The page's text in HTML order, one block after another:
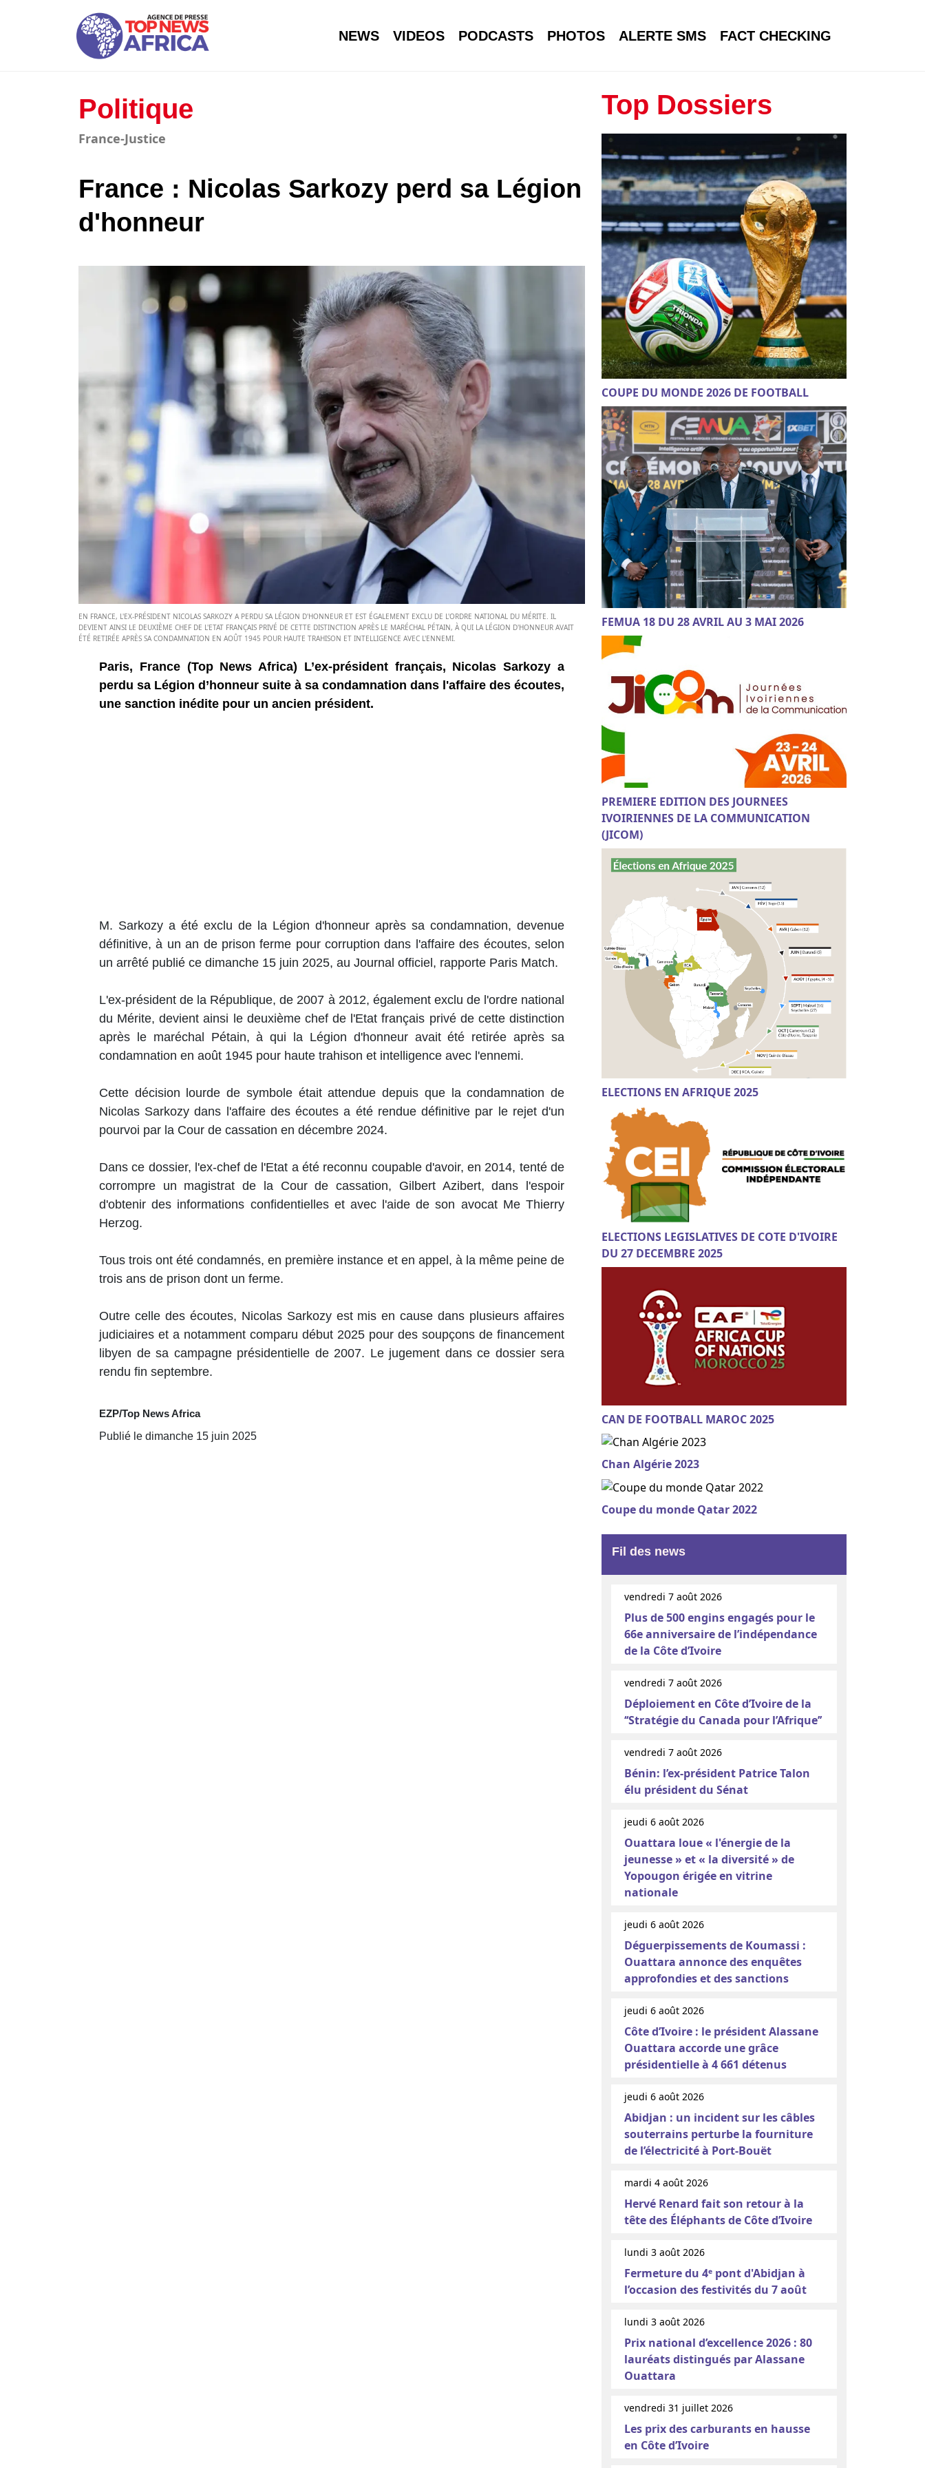
NEWS VIDEOS PODCASTS PHOTOS ALERTE SMS FACT CHECKING
Politique
France-Justice
France : Nicolas Sarkozy perd sa Légion
d'honneur
EN FRANCE, L'EX-PRÉSIDENT NICOLAS SARKOZY A PERDU SA LÉGION D'HONNEUR ET EST ÉGALEMENT EXCLU DE L'ORDRE NATIONAL DU MÉRITE. IL
DEVIENT AINSI LE DEUXIÈME CHEF DE L'ETAT FRANÇAIS PRIVÉ DE CETTE DISTINCTION APRÈS LE MARÉCHAL PÉTAIN, À QUI LA LÉGION D'HONNEUR AVAIT
ÉTÉ RETIRÉE APRÈS SA CONDAMNATION EN AOÛT 1945 POUR HAUTE TRAHISON ET INTELLIGENCE AVEC L'ENNEMI.
Paris, France (Top News Africa) L’ex-président français, Nicolas Sarkozy a
perdu sa Légion d’honneur suite à sa condamnation dans l'affaire des écoutes,
une sanction inédite pour un ancien président.
M. Sarkozy a été exclu de la Légion d'honneur après sa condamnation, devenue
définitive, à un an de prison ferme pour corruption dans l'affaire des écoutes, selon
un arrêté publié ce dimanche 15 juin 2025, au Journal officiel, rapporte Paris Match.
L'ex-président de la République, de 2007 à 2012, également exclu de l'ordre national
du Mérite, devient ainsi le deuxième chef de l'Etat français privé de cette distinction
après le maréchal Pétain, à qui la Légion d'honneur avait été retirée après sa
condamnation en août 1945 pour haute trahison et intelligence avec l'ennemi.
Cette décision lourde de symbole était attendue depuis que la condamnation de
Nicolas Sarkozy dans l'affaire des écoutes a été rendue définitive par le rejet d'un
pourvoi par la Cour de cassation en décembre 2024.
Dans ce dossier, l'ex-chef de l'Etat a été reconnu coupable d'avoir, en 2014, tenté de
corrompre un magistrat de la Cour de cassation, Gilbert Azibert, dans l'espoir
d'obtenir des informations confidentielles et avec l'aide de son avocat Me Thierry
Herzog.
Tous trois ont été condamnés, en première instance et en appel, à la même peine de
trois ans de prison dont un ferme.
Outre celle des écoutes, Nicolas Sarkozy est mis en cause dans plusieurs affaires
judiciaires et a notamment comparu début 2025 pour des soupçons de financement
libyen de sa campagne présidentielle de 2007. Le jugement dans ce dossier sera
rendu fin septembre.
EZP/Top News Africa
Publié le dimanche 15 juin 2025
Top Dossiers
COUPE DU MONDE 2026 DE FOOTBALL
FEMUA 18 DU 28 AVRIL AU 3 MAI 2026
PREMIERE EDITION DES JOURNEES
IVOIRIENNES DE LA COMMUNICATION
(JICOM)
ELECTIONS EN AFRIQUE 2025
ELECTIONS LEGISLATIVES DE COTE D'IVOIRE
DU 27 DECEMBRE 2025
CAN DE FOOTBALL MAROC 2025
Chan Algérie 2023
Coupe du monde Qatar 2022
Fil des news
vendredi 7 août 2026
Plus de 500 engins engagés pour le
66e anniversaire de l’indépendance
de la Côte d’Ivoire
vendredi 7 août 2026
Déploiement en Côte d’Ivoire de la
‘‘Stratégie du Canada pour l’Afrique’’
vendredi 7 août 2026
Bénin: l’ex-président Patrice Talon
élu président du Sénat
jeudi 6 août 2026
Ouattara loue « l'énergie de la
jeunesse » et « la diversité » de
Yopougon érigée en vitrine
nationale
jeudi 6 août 2026
Déguerpissements de Koumassi :
Ouattara annonce des enquêtes
approfondies et des sanctions
jeudi 6 août 2026
Côte d’Ivoire : le président Alassane
Ouattara accorde une grâce
présidentielle à 4 661 détenus
jeudi 6 août 2026
Abidjan : un incident sur les câbles
souterrains perturbe la fourniture
de l’électricité à Port-Bouët
mardi 4 août 2026
Hervé Renard fait son retour à la
tête des Éléphants de Côte d’Ivoire
lundi 3 août 2026
Fermeture du 4ᵉ pont d'Abidjan à
l’occasion des festivités du 7 août
lundi 3 août 2026
Prix national d’excellence 2026 : 80
lauréats distingués par Alassane
Ouattara
vendredi 31 juillet 2026
Les prix des carburants en hausse
en Côte d’Ivoire